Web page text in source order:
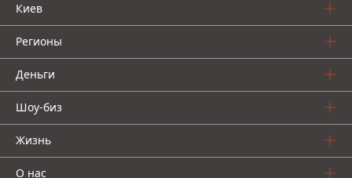
Киев
Регионы
Деньги
Шоу-биз
Жизнь
О нас